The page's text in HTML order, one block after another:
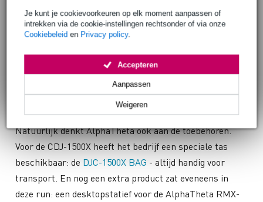
Je kunt je cookievoorkeuren op elk moment aanpassen of
intrekken via de cookie-instellingen rechtsonder of via onze
Cookiebeleid en Privacy policy.
Weigeren
Aanpassen
Accepteren
na, zo'n CDJ doet toch al alles wat de moderne DJ wenst.
En dan ga je als rondreizende DJ naar andere
(praktische) zaken kijken, en de reisvriendelijker CDJ-
1500X is dan best wel ideaal!
Extra goodies van AlphaTheta
Natuurlijk denkt AlphaTheta ook aan de toebehoren.
Voor de CDJ-1500X heeft het bedrijf een speciale tas
beschikbaar: de DJC-1500X BAG - altijd handig voor
transport. En nog een extra product zat eveneens in
deze run: een desktopstatief voor de AlphaTheta RMX-